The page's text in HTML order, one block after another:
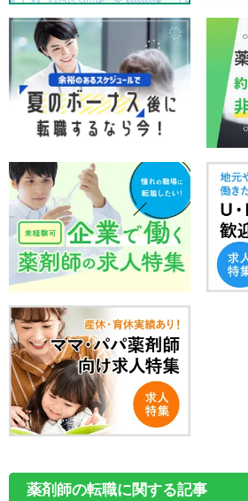
薬剤師の転職に関する記事